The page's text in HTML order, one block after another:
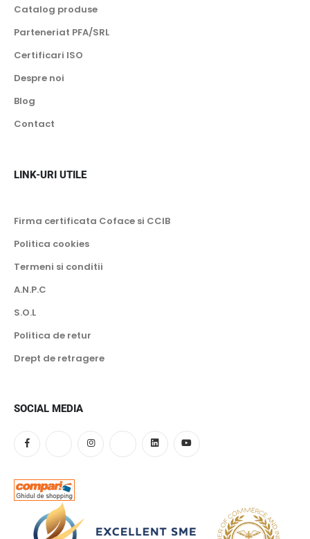
Catalog produse
Parteneriat PFA/SRL
Certificari ISO
Despre noi
Blog
Contact
LINK-URI UTILE
Firma certificata Coface si CCIB
Politica cookies
Termeni si conditii
A.N.P.C
S.O.L
Politica de retur
Drept de retragere
SOCIAL MEDIA